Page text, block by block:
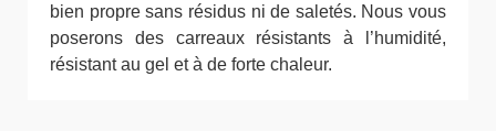
bien propre sans résidus ni de saletés. Nous vous
poserons des carreaux résistants à l’humidité,
résistant au gel et à de forte chaleur.